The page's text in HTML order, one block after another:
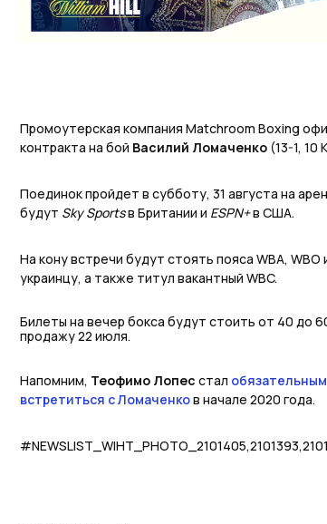
Промоутерская компания Matchroom Boxing
контракта на бой Василий Ломаченко (13-1, 10
Поединок пройдет в субботу, 31 августа на
будут Sky Sportsв Британии и ESPN+в США.
На кону встречи будут стоять пояса WBA,
украинцу, а также титул вакантный WBC.
Билеты на вечер бокса будут стоить от 40 до
продажу 22 июля.
Напомним, Теофимо Лопес стал
встретиться с Ломаченков начале 2020 года.